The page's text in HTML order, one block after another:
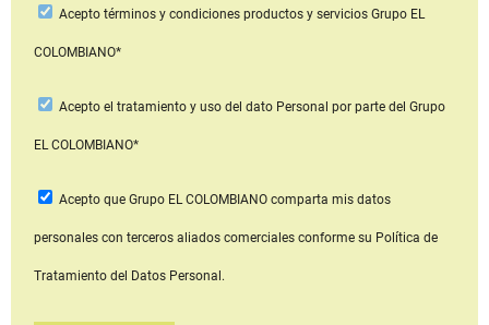
Aceptotérminos y condiciones productos y serviciosGrupo EL
COLOMBIANO*
Acepto el tratamiento y uso del dato Personal por parte del Grupo
EL COLOMBIANO*
Acepto que Grupo EL COLOMBIANOcomparta mis datos
personales con terceros aliados comerciales conforme su Política de
Tratamiento del Datos Personal.